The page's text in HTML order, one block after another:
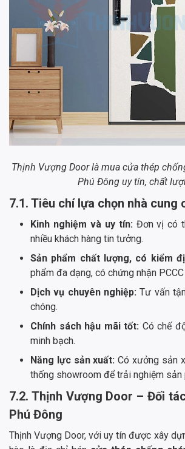
Thịnh Vượng Door là mua cửa thép
Phú Đông uy tín, chất
7.1. Tiêu chí lựa chọn nhà cung
Kinh nghiệm và uy tín:Đơn vị có
nhiều khách hàng tin tưởng.
Sản phẩm chất lượng, có kiểm
phẩm đa dạng, có chứng nhận
Dịch vụ chuyên nghiệp:Tư vấn
chóng.
Chính sách hậu mãi tốt: Có chế
minh bạch.
Năng lực sản xuất:Có xưởng sản
thống showroom để trải nghiệm sản
7.2. Thịnh Vượng Door – Đối
Phú Đông
Thịnh Vượng Door, với uy tín được xây